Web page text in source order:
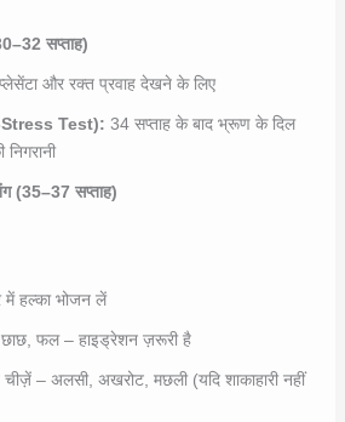
सप्ताह)
प्लेसेंटा और रक्त प्रवाह देखने के लिए
Test): 34 सप्ताह के बाद भ्रूण के दिल
निगरानी
(35–37 सप्ताह)
में हल्का भोजन लें
छाछ, फल – हाइड्रेशन ज़रूरी है
– अलसी, अखरोट, मछली (यदि शाकाहारी नहीं